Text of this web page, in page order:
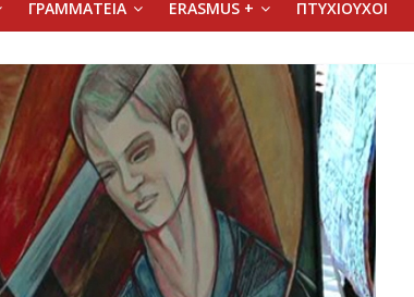
ΓΡΑΜΜΑΤΕΙΑ ERASMUS + ΠΤΥΧΙΟΥΧΟΙ